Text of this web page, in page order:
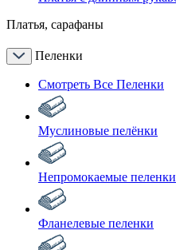
Платья, сарафаны
Пеленки
Смотреть Все Пеленки
Муслиновые пелёнки
Непромокаемые пеленки
Фланелевые пеленки